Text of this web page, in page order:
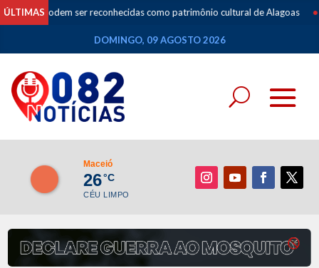
ÚLTIMASser reconhecidas como patrimônio cultural de Alagoas •
DOMINGO, 09 AGOSTO 2026
Maceió
26°C
CÉU LIMPO